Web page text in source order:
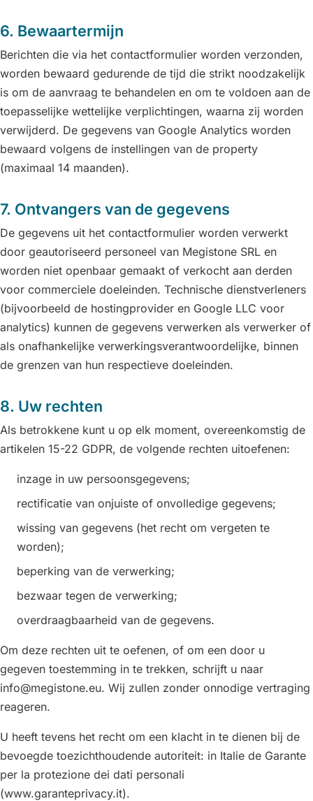
6. Bewaartermijn
Berichten die via het contactformulier worden verzonden,
worden bewaard gedurende de tijd die strikt noodzakelijk
is om de aanvraag te behandelen en om te voldoen aan de
toepasselijke wettelijke verplichtingen, waarna zij worden
verwijderd. De gegevens van Google Analytics worden
bewaard volgens de instellingen van de property
(maximaal 14 maanden).
7. Ontvangers van de gegevens
De gegevens uit het contactformulier worden verwerkt
door geautoriseerd personeel van Megistone SRL en
worden niet openbaar gemaakt of verkocht aan derden
voor commerciele doeleinden. Technische dienstverleners
(bijvoorbeeld de hostingprovider en Google LLC voor
analytics) kunnen de gegevens verwerken als verwerker of
als onafhankelijke verwerkingsverantwoordelijke, binnen
de grenzen van hun respectieve doeleinden.
8. Uw rechten
Als betrokkene kunt u op elk moment, overeenkomstig de
artikelen 15-22 GDPR, de volgende rechten uitoefenen:
inzage in uw persoonsgegevens;
rectificatie van onjuiste of onvolledige gegevens;
wissing van gegevens (het recht om vergeten te
worden);
beperking van de verwerking;
bezwaar tegen de verwerking;
overdraagbaarheid van de gegevens.
Om deze rechten uit te oefenen, of om een door u
gegeven toestemming in te trekken, schrijft u naar
info@megistone.eu. Wij zullen zonder onnodige vertraging
reageren.
U heeft tevens het recht om een klacht in te dienen bij de
bevoegde toezichthoudende autoriteit: in Italie de Garante
per la protezione dei dati personali
(www.garanteprivacy.it).